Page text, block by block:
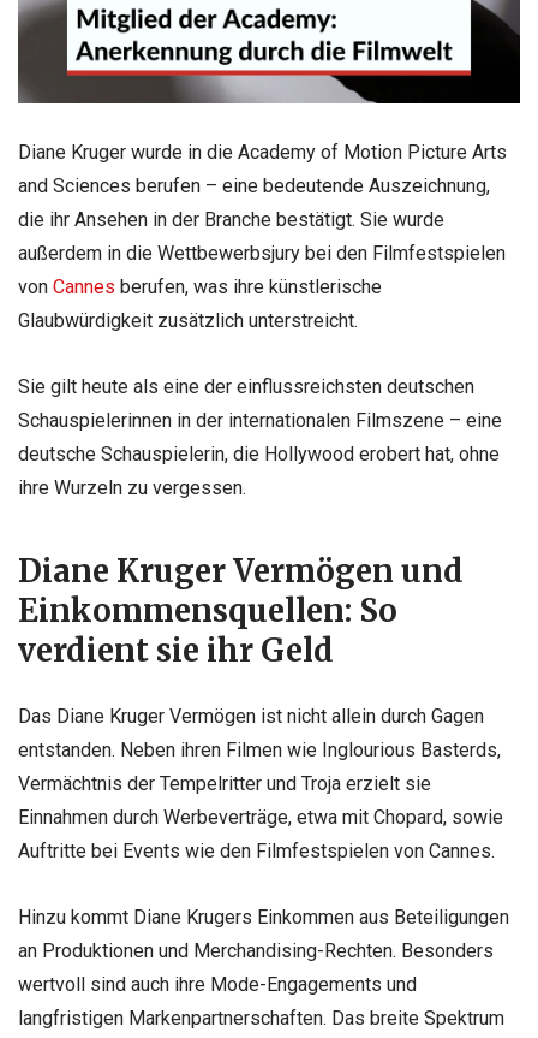
Diane Kruger wurde in die Academy of Motion Picture Arts
and Sciences berufen – eine bedeutende Auszeichnung,
die ihr Ansehen in der Branche bestätigt. Sie wurde
außerdem in die Wettbewerbsjury bei den Filmfestspielen
von Cannes berufen, was ihre künstlerische
Glaubwürdigkeit zusätzlich unterstreicht.
Sie gilt heute als eine der einflussreichsten deutschen
Schauspielerinnen in der internationalen Filmszene – eine
deutsche Schauspielerin, die Hollywood erobert hat, ohne
ihre Wurzeln zu vergessen.
Diane Kruger Vermögen und
Einkommensquellen: So
verdient sie ihr Geld
Das Diane Kruger Vermögen ist nicht allein durch Gagen
entstanden. Neben ihren Filmen wie Inglourious Basterds,
Vermächtnis der Tempelritter und Troja erzielt sie
Einnahmen durch Werbeverträge, etwa mit Chopard, sowie
Auftritte bei Events wie den Filmfestspielen von Cannes.
Hinzu kommt Diane Krugers Einkommen aus Beteiligungen
an Produktionen und Merchandising-Rechten. Besonders
wertvoll sind auch ihre Mode-Engagements und
langfristigen Markenpartnerschaften. Das breite Spektrum